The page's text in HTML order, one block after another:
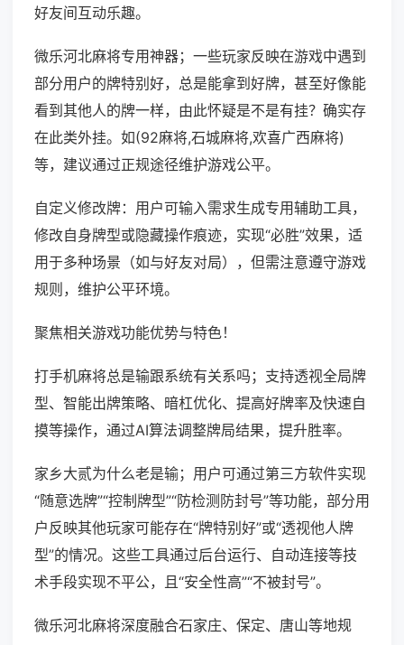
好友间互动乐趣。
微乐河北麻将专用神器；一些玩家反映在游戏中遇到
部分用户的牌特别好，总是能拿到好牌，甚至好像能
看到其他人的牌一样，由此怀疑是不是有挂？确实存
在此类外挂。如(92麻将,石城麻将,欢喜广西麻将)
等，建议通过正规途径维护游戏公平。
自定义修改牌：用户可输入需求生成专用辅助工具，
修改自身牌型或隐藏操作痕迹，实现“必胜”效果，适
用于多种场景（如与好友对局），但需注意遵守游戏
规则，维护公平环境。
聚焦相关游戏功能优势与特色！
打手机麻将总是输跟系统有关系吗；支持透视全局牌
型、智能出牌策略、暗杠优化、提高好牌率及快速自
摸等操作，通过AI算法调整牌局结果，提升胜率。
家乡大贰为什么老是输；用户可通过第三方软件实现
“随意选牌”“控制牌型”“防检测防封号”等功能，部分用
户反映其他玩家可能存在“牌特别好”或“透视他人牌
型”的情况。这些工具通过后台运行、自动连接等技
术手段实现不平公，且“安全性高”“不被封号”。
微乐河北麻将深度融合石家庄、保定、唐山等地规